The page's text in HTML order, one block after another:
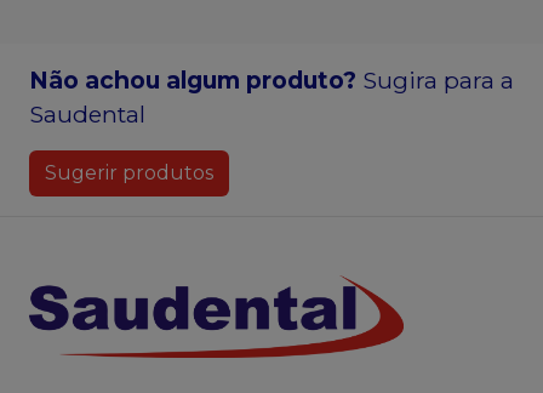
Não achou algum produto? Sugira para a
Saudental
Sugerir produtos